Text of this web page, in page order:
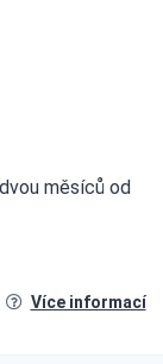
měsíců od
Více informací